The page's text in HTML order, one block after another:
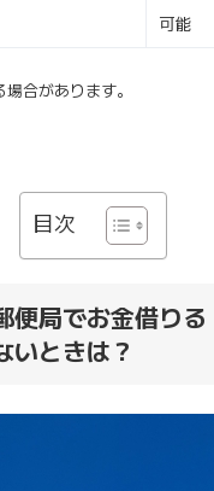
可能
合があります。
目次
局でお金借り
いときは？